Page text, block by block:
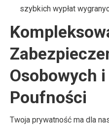
szybkich wypłat
Osobowych
Poufności
Twoja prywatność ma dla